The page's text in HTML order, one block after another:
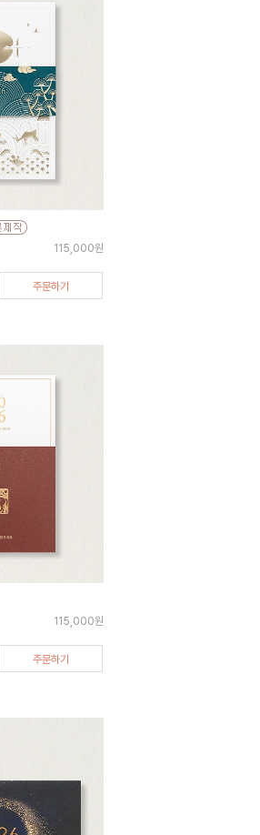
115,000원
주문하기
115,000원
주문하기